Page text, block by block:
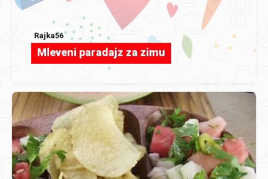
Rajka56
Mleveni paradajz za zimu